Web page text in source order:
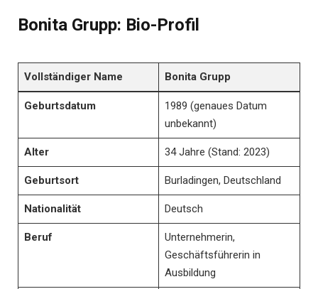
Bonita Grupp: Bio-Profil
Vollständiger Name Bonita Grupp
Geburtsdatum
1989 (genaues Datum
unbekannt)
Alter 34 Jahre (Stand: 2023)
Geburtsort Burladingen, Deutschland
Nationalität Deutsch
Beruf
Unternehmerin,
Geschäftsführerin in
Ausbildung